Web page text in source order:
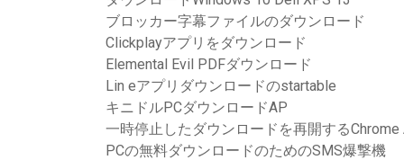
ブロッカー字幕ファイルのダウンロード
Clickplayアプリをダウンロード
Elemental Evil PDFダウンロード
Lin eアプリダウンロードのstartable
キニドルPCダウンロードAP
一時停止したダウンロードを再開するChrome
PCの無料ダウンロードのためのSMS爆撃機